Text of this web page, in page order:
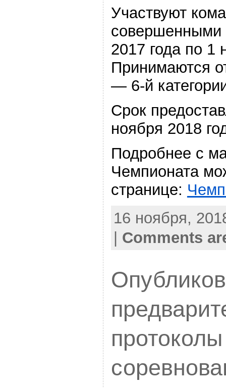
Участвуют
совершенными
2017 года по 1
Принимаются
— 6-й
Срок
ноября 2018
Подробнее с
Чемпионата
странице:
16 ноября,
| Comments